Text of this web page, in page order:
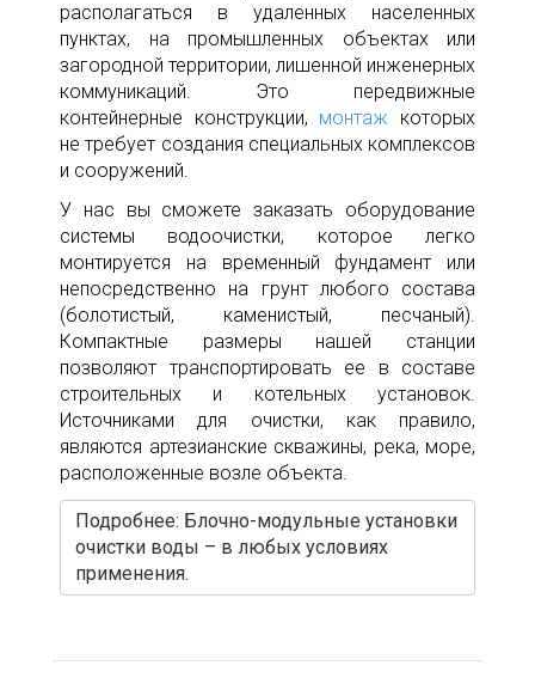
располагаться в удаленных населенных
пунктах, на промышленных объектах или
загородной территории, лишенной инженерных
коммуникаций. Это передвижные
контейнерные конструкции, монтаж которых
не требует создания специальных комплексов
и сооружений.
У нас вы сможете заказать оборудование
системы водоочистки, которое легко
монтируется на временный фундамент или
непосредственно на грунт любого состава
(болотистый, каменистый, песчаный).
Компактные размеры нашей станции
позволяют транспортировать ее в составе
строительных и котельных установок.
Источниками для очистки, как правило,
являются артезианские скважины, река, море,
расположенные возле объекта.
Подробнее: Блочно-модульные установки
очистки воды – в любых условиях
применения.